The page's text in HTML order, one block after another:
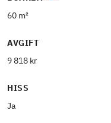
60 m²
AVGIFT
9 818 kr
HISS
Ja